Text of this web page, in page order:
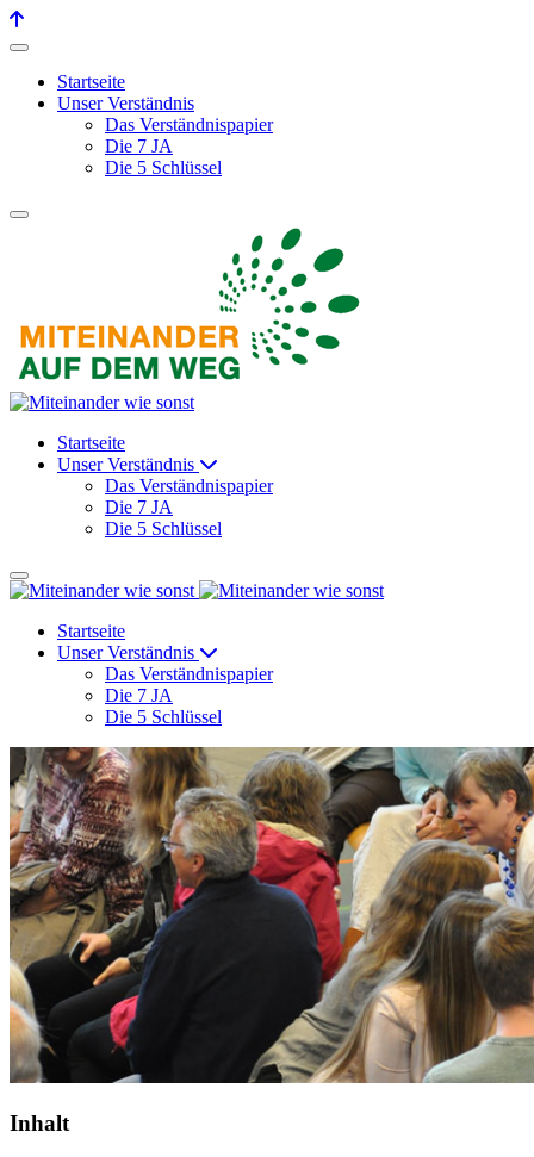
Startseite
Unser Verständnis
Das Verständnispapier
Die 7 JA
Die 5 Schlüssel
Startseite
Unser Verständnis
Das Verständnispapier
Die 7 JA
Die 5 Schlüssel
Startseite
Unser Verständnis
Das Verständnispapier
Die 7 JA
Die 5 Schlüssel
Inhalt